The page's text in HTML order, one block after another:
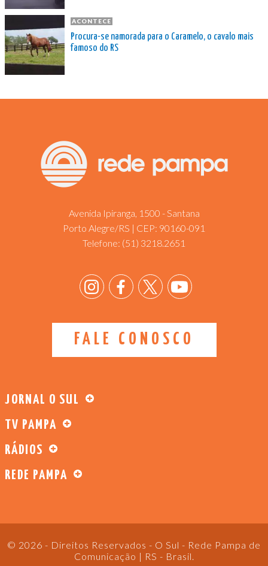
ACONTECE
Procura-se namorada para o Caramelo, o cavalo mais
famoso do RS
Avenida Ipiranga, 1500 - Santana
Porto Alegre/RS | CEP: 90160-091
Telefone: (51) 3218.2651
FALE CONOSCO
JORNAL O SUL
TV PAMPA
RÁDIOS
REDE PAMPA
© 2026 - Direitos Reservados - O Sul - Rede Pampa de
Comunicação | RS - Brasil.